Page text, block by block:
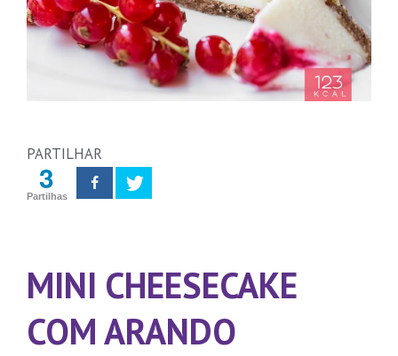
PARTILHAR
3
Partilhas
MINI CHEESECAKE
COM ARANDO